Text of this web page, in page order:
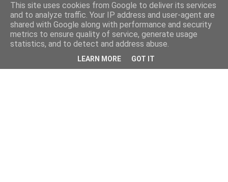
This site uses cookies from Google to deliver its services
and to analyze traffic. Your IP address and user-agent are
shared with Google along with performance and security
metrics to ensure quality of service, generate usage
statistics, and to detect and address abuse.
LEARN MORE GOT IT